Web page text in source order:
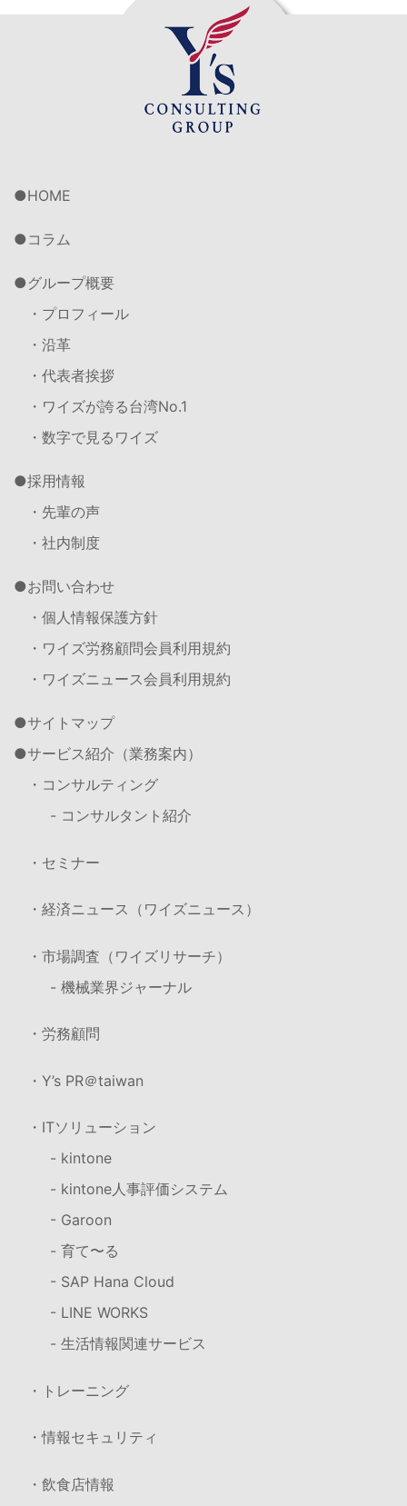
HOME
コラム
グループ概要
・プロフィール
・沿革
・代表者挨拶
・ワイズが誇る台湾No.1
・数字で見るワイズ
採用情報
・先輩の声
・社内制度
お問い合わせ
・個人情報保護方針
・ワイズ労務顧問会員利用規約
・ワイズニュース会員利用規約
サイトマップ
サービス紹介（業務案内）
・コンサルティング
- コンサルタント紹介
・セミナー
・経済ニュース（ワイズニュース）
・市場調査（ワイズリサーチ）
- 機械業界ジャーナル
・労務顧問
・Y’s PR＠taiwan
・ITソリューション
- kintone
- kintone人事評価システム
- Garoon
- 育て〜る
- SAP Hana Cloud
- LINE WORKS
- 生活情報関連サービス
・トレーニング
・情報セキュリティ
・飲食店情報